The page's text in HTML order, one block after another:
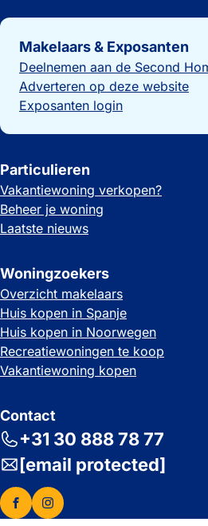
Belangrijke links
Makelaars & Exposanten
Deelnemen aan de Second
Adverteren op deze website
Exposanten login
Particulieren
Vakantiewoning verkopen?
Beheer je woning
Laatste nieuws
Woningzoekers
Overzicht makelaars
Huis kopen in Spanje
Huis kopen in Noorwegen
Recreatiewoningen te koop
Vakantiewoning kopen
Contact
+31 30 888 78 77
[email protected]